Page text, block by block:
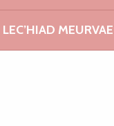
LEC’HIAD
22220